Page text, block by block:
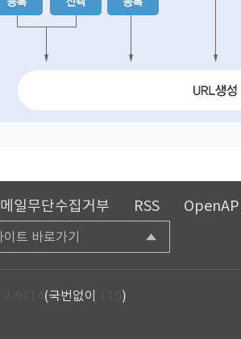
일무단수집거부 RSS
트 바로가기
(국번없이
)